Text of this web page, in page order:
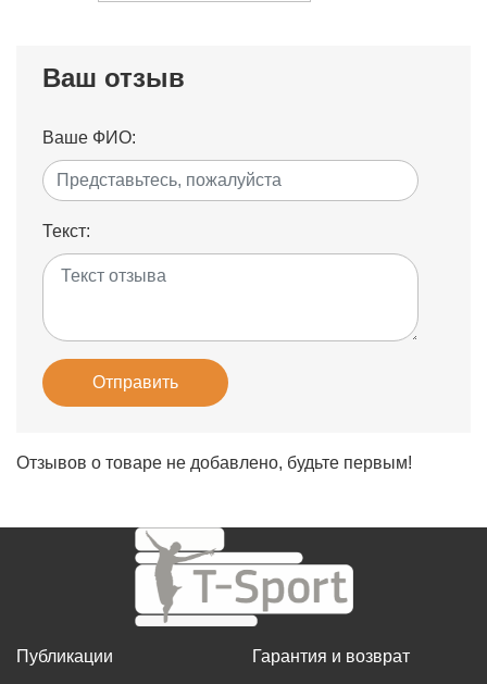
Ваш отзыв
Ваше ФИО:
Текст:
Отправить
Отзывов о товаре не добавлено, будьте первым!
Публикации
Гарантия и возврат